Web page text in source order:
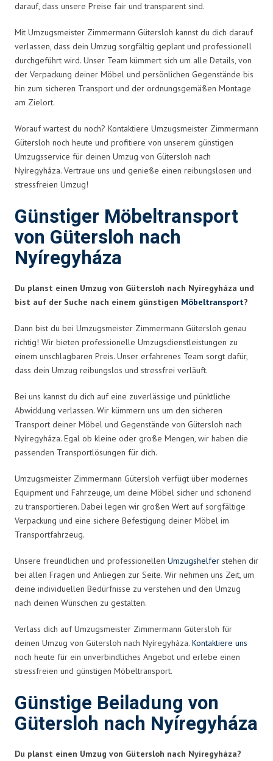
darauf, dass unsere Preise fair und transparent sind.
Mit Umzugsmeister Zimmermann Gütersloh kannst du dich darauf
verlassen, dass dein Umzug sorgfältig geplant und professionell
durchgeführt wird. Unser Team kümmert sich um alle Details, von
der Verpackung deiner Möbel und persönlichen Gegenstände bis
hin zum sicheren Transport und der ordnungsgemäßen Montage
am Zielort.
Worauf wartest du noch? Kontaktiere Umzugsmeister Zimmermann
Gütersloh noch heute und profitiere von unserem günstigen
Umzugsservice für deinen Umzug von Gütersloh nach
Nyíregyháza. Vertraue uns und genieße einen reibungslosen und
stressfreien Umzug!
Günstiger Möbeltransport
von Gütersloh nach
Nyíregyháza
Du planst einen Umzug von Gütersloh nach Nyíregyháza und
bist auf der Suche nach einem günstigen Möbeltransport?
Dann bist du bei Umzugsmeister Zimmermann Gütersloh genau
richtig! Wir bieten professionelle Umzugsdienstleistungen zu
einem unschlagbaren Preis. Unser erfahrenes Team sorgt dafür,
dass dein Umzug reibungslos und stressfrei verläuft.
Bei uns kannst du dich auf eine zuverlässige und pünktliche
Abwicklung verlassen. Wir kümmern uns um den sicheren
Transport deiner Möbel und Gegenstände von Gütersloh nach
Nyíregyháza. Egal ob kleine oder große Mengen, wir haben die
passenden Transportlösungen für dich.
Umzugsmeister Zimmermann Gütersloh verfügt über modernes
Equipment und Fahrzeuge, um deine Möbel sicher und schonend
zu transportieren. Dabei legen wir großen Wert auf sorgfältige
Verpackung und eine sichere Befestigung deiner Möbel im
Transportfahrzeug.
Unsere freundlichen und professionellen Umzugshelfer stehen dir
bei allen Fragen und Anliegen zur Seite. Wir nehmen uns Zeit, um
deine individuellen Bedürfnisse zu verstehen und den Umzug
nach deinen Wünschen zu gestalten.
Verlass dich auf Umzugsmeister Zimmermann Gütersloh für
deinen Umzug von Gütersloh nach Nyíregyháza. Kontaktiere uns
noch heute für ein unverbindliches Angebot und erlebe einen
stressfreien und günstigen Möbeltransport.
Günstige Beiladung von
Gütersloh nach Nyíregyháza
Du planst einen Umzug von Gütersloh nach Nyíregyháza?